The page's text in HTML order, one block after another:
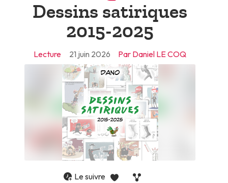
Dessins satiriques
2015-2025
Lecture 21 juin 2026 Par Daniel LE COQ
Le suivre 1